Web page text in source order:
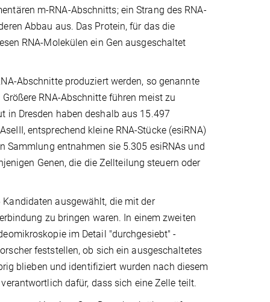
m-RNA-Abschnitts; ein Strang des RNA-
Abbau aus. Das Protein, für das die
RNA-Molekülen ein Gen ausgeschaltet
Abschnitte produziert werden, so genannte
RNA-Abschnitte führen meist zu
in Dresden haben deshalb aus 15.497
entsprechend kleine RNA-Stücke (esiRNA)
Sammlung entnahmen sie 5.305 esiRNAs und
Genen, die die Zellteilung steuern oder
ausgewählt, die mit der
zu bringen waren. In einem zweiten
im Detail "durchgesiebt" -
feststellen, ob sich ein ausgeschaltetes
blieben und identifiziert wurden nach diesem
dafür, dass sich eine Zelle teilt.